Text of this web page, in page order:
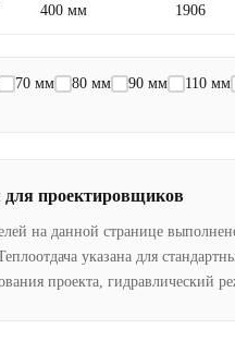
400 мм 1906
70 мм 80 мм 90 мм 110 мм
проектировщиков
на данной странице
указана для
проекта, гидравлический